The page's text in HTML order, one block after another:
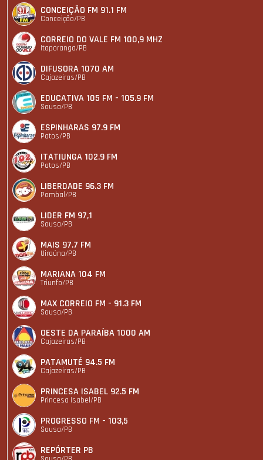
CONCEIÇÃO FM 91.1 FM
Conceição/PB
CORREIO DO VALE FM 100,9 MHZ
Itaporanga/PB
DIFUSORA 1070 AM
Cajazeiras/PB
EDUCATIVA 105 FM - 105.9 FM
Sousa/PB
ESPINHARAS 97.9 FM
Patos/PB
ITATIUNGA 102.9 FM
Patos/PB
LIBERDADE 96.3 FM
Pombal/PB
LIDER FM 97,1
Sousa/PB
MAIS 97.7 FM
Uiraúna/PB
MARIANA 104 FM
Triunfo/PB
MAX CORREIO FM - 91.3 FM
Sousa/PB
OESTE DA PARAÍBA 1000 AM
Cajazeiras/PB
PATAMUTÉ 94.5 FM
Cajazeiras/PB
PRINCESA ISABEL 92.5 FM
Princesa Isabel/PB
PROGRESSO FM - 103,5
Sousa/PB
REPÓRTER PB